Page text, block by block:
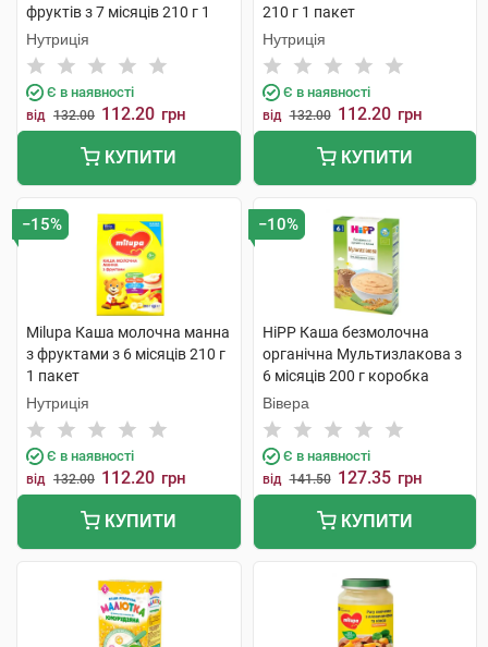
фруктів з 7 місяців 210 г 1
пакет
Нутриція
Є в наявності
від 132.00 112.20 грн
КУПИТИ
210 г 1 пакет
Нутриція
Є в наявності
від 132.00 112.20 грн
КУПИТИ
−15%
Milupa Каша молочна манна
з фруктами з 6 місяців 210 г
1 пакет
Нутриція
Є в наявності
від 132.00 112.20 грн
КУПИТИ
−10%
HiPP Каша безмолочна
органічна Мультизлакова з
6 місяців 200 г коробка
Вівера
Є в наявності
від 141.50 127.35 грн
КУПИТИ